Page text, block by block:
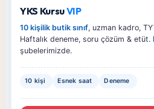
YKS KursuVIP
10 kişilik butik sınıf, uzman kadro,
Haftalık deneme, soru çözüm & etüt.
şubelerimizde.
10 kişi Esnek saat Deneme